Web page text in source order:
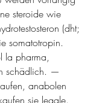
steroide wie
(dht;
somatotropin.
la pharma,
schädlich. —
anabolen
sie legale.